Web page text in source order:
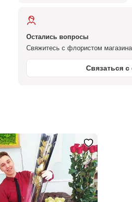
Остались вопросы
Свяжитесь с флористом
Связаться